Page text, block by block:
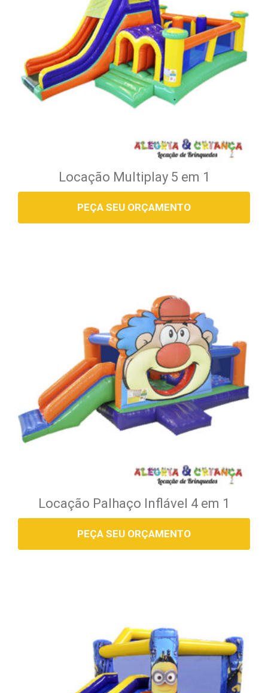
Locação Multiplay 5 em 1
PEÇA SEU ORÇAMENTO
Locação Palhaço Inflável 4 em 1
PEÇA SEU ORÇAMENTO